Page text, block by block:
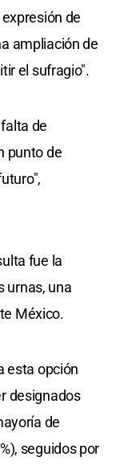
de
ampliación de
el sufragio".
de
punto de
fue la
urnas, una
México.
esta opción
designados
de
seguidos por